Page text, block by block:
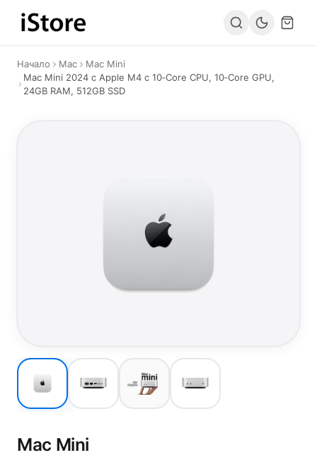
Към съдържанието
Начало Mac
Mac Mini
Mac Mini 2024 с Apple M4 с 10‑Core CPU, 10‑Core GPU,
24GB RAM, 512GB SSD
Mac Mini